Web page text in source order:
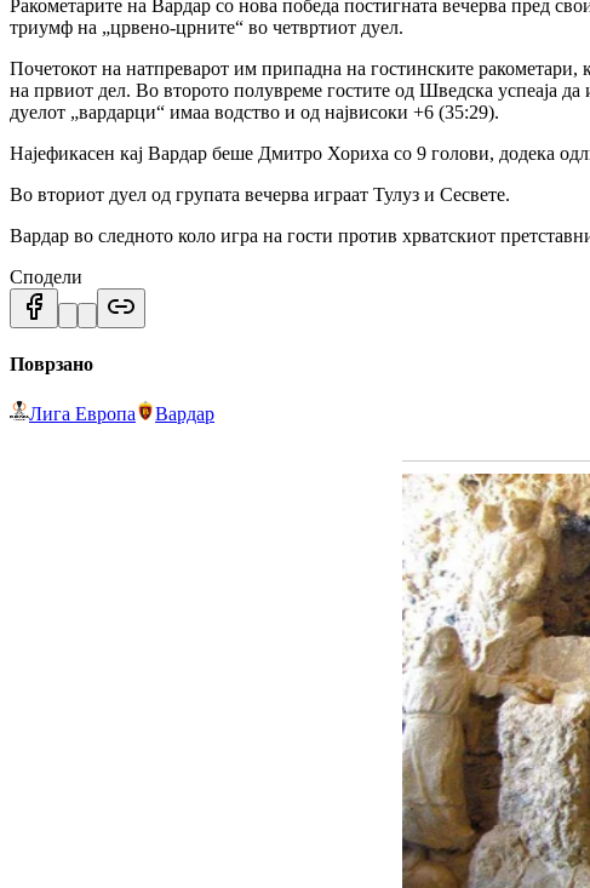
Ракометарите на Вардар со нова победа постигната вечерва пред
триумф на „црвено-црните“ во четвртиот дуел.
Почетокот на натпреварот им припадна на гостинските ракометари,
на првиот дел. Во второто полувреме гостите од Шведска успеаја
дуелот „вардарци“ имаа водство и од највисоки +6 (35:29).
Најефикасен кај Вардар беше Дмитро Хориха со 9 голови, додека
Во вториот дуел од групата вечерва играат Тулуз и Сесвете.
Вардар во следното коло игра на гости против хрватскиот
Сподели
Поврзано
Лига Европа Вардар